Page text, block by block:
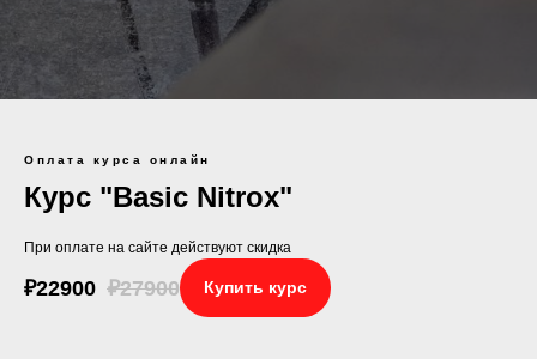
Оплата курса онлайн
Курс "Basic Nitrox"
При оплате на сайте действуют скидка
₽22900 ₽27900 Купить курс